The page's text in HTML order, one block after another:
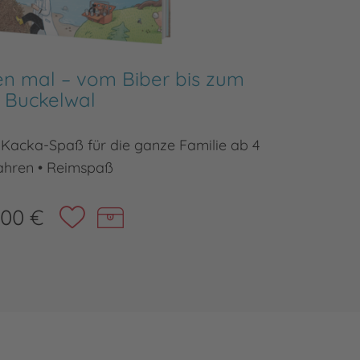
mal – vom Biber bis zum
Buckelwal
Spaß für die ganze Familie ab 4
• Reimspaß
€